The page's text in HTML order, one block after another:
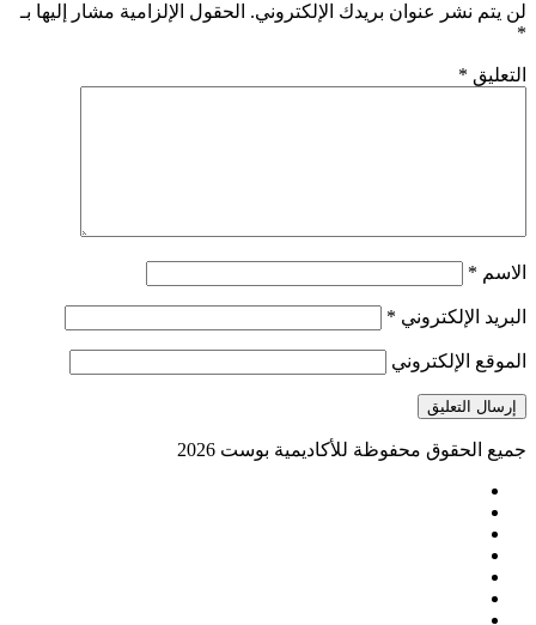
لن يتم نشر عنوان بريدك الإلكتروني.
الحقول الإلزامية مشار إليها بـ
*
التعليق *
الاسم *
البريد الإلكتروني *
الموقع الإلكتروني
جميع الحقوق محفوظة للأكاديمية بوست 2026